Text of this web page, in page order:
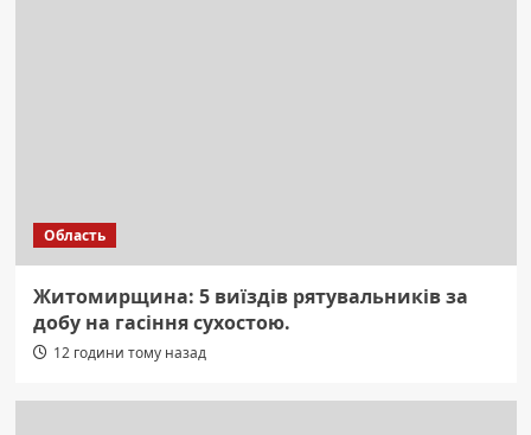
Область
Житомирщина: 5 виїздів рятувальників за
добу на гасіння сухостою.
12 години тому назад